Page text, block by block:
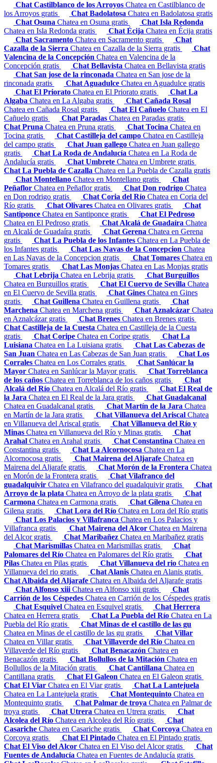
Chat Castilblanco de los Arroyos Chatea en Castilblanco de
los Arroyos gratis
Chat Badolatosa Chatea en Badolatosa gratis
Chat Osuna Chatea en Osuna gratis
Chat Isla Redonda
Chatea en Isla Redonda gratis
Chat Écija Chatea en Écija gratis
Chat Sacramento Chatea en Sacramento gratis
Chat
Cazalla de la Sierra Chatea en Cazalla de la Sierra gratis
Chat
Valencina de la Concepción Chatea en Valencina de la
Concepción gratis
Chat Bellavista Chatea en Bellavista gratis
Chat San jose de la rinconada Chatea en San jose de la
rinconada gratis
Chat Aguadulce Chatea en Aguadulce gratis
Chat El Priorato Chatea en El Priorato gratis
Chat La
Algaba Chatea en La Algaba gratis
Chat Cañada Rosal
Chatea en Cañada Rosal gratis
Chat El Cañuelo Chatea en El
Cañuelo gratis
Chat Paradas Chatea en Paradas gratis
Chat Pruna Chatea en Pruna gratis Chat Tocina Chatea en
Tocina gratis
Chat Castilleja del campo Chatea en Castilleja
del campo gratis
Chat Juan gallego Chatea en Juan gallego
gratis
Chat La Roda de Andalucía Chatea en La Roda de
Andalucía gratis
Chat Umbrete Chatea en Umbrete gratis
Chat La Puebla de Cazalla Chatea en La Puebla de Cazalla gratis
Chat Montellano Chatea en Montellano gratis
Chat
Peñaflor Chatea en Peñaflor gratis Chat Don rodrigo Chatea
en Don rodrigo gratis
Chat Coria del Río Chatea en Coria del
Río gratis
Chat Olivares Chatea en Olivares gratis
Chat
Santiponce Chatea en Santiponce gratis
Chat El Pedroso
Chatea en El Pedroso gratis
Chat Alcalá de Guadaíra Chatea
en Alcalá de Guadaíra gratis
Chat Gerena Chatea en Gerena
gratis
Chat La Puebla de los Infantes Chatea en La Puebla de
los Infantes gratis
Chat Las Navas de la Concepcion Chatea
en Las Navas de la Concepcion gratis
Chat Tomares Chatea en
Tomares gratis
Chat Las Monjas Chatea en Las Monjas gratis
Chat Lebrija Chatea en Lebrija gratis
Chat Burguillos
Chatea en Burguillos gratis
Chat El Cuervo de Sevilla Chatea
en El Cuervo de Sevilla gratis
Chat Gines Chatea en Gines
gratis
Chat Guillena Chatea en Guillena gratis
Chat
Marchena Chatea en Marchena gratis Chat Aznalcázar Chatea
en Aznalcázar gratis
Chat Brenes Chatea en Brenes gratis
Chat Castilleja de la Cuesta Chatea en Castilleja de la Cuesta
gratis
Chat Coripe Chatea en Coripe gratis
Chat La
Luisiana Chatea en La Luisiana gratis
Chat Las Cabezas de
San Juan Chatea en Las Cabezas de San Juan gratis
Chat Los
Corrales Chatea en Los Corrales gratis
Chat Sanlúcar la
Mayor Chatea en Sanlúcar la Mayor gratis
Chat Torreblanca
de los caños Chatea en Torreblanca de los caños gratis
Chat
Alcalá del Río Chatea en Alcalá del Río gratis
Chat El Real de
la Jara Chatea en El Real de la Jara gratis
Chat Guadalcanal
Chatea en Guadalcanal gratis
Chat Martín de la Jara Chatea
en Martín de la Jara gratis
Chat Villanueva del Ariscal Chatea
en Villanueva del Ariscal gratis
Chat Villanueva del Río y
Minas Chatea en Villanueva del Río y Minas gratis
Chat
Arahal Chatea en Arahal gratis Chat Constantina Chatea en
Constantina gratis
Chat La Alcornocosa Chatea en La
Alcornocosa gratis
Chat Mairena del Aljarafe Chatea en
Mairena del Aljarafe gratis
Chat Morón de la Frontera Chatea
en Morón de la Frontera gratis
Chat Vilafranco del
guadalquivir Chatea en Vilafranco del guadalquivir gratis
Chat
Arroyo de la plata Chatea en Arroyo de la plata gratis
Chat
Carmona Chatea en Carmona gratis Chat Gilena Chatea en
Gilena gratis
Chat Lora del Río Chatea en Lora del Río gratis
Chat Los Palacios y Villafranca Chatea en Los Palacios y
Villafranca gratis
Chat Mairena del Alcor Chatea en Mairena
del Alcor gratis
Chat Maribañez Chatea en Maribañez gratis
Chat Marismillas Chatea en Marismillas gratis
Chat
Palomares del Río Chatea en Palomares del Río gratis
Chat
Pilas Chatea en Pilas gratis Chat Villanueva del rio Chatea en
Villanueva del rio gratis
Chat Alanis Chatea en Alanis gratis
Chat Albaida del Aljarafe Chatea en Albaida del Aljarafe gratis
Chat Alfonso xiii Chatea en Alfonso xiii gratis
Chat
Carrión de los Céspedes Chatea en Carrión de los Céspedes gratis
Chat Esquivel Chatea en Esquivel gratis
Chat Herrera
Chatea en Herrera gratis
Chat La Puebla del Río Chatea en La
Puebla del Río gratis
Chat Minas de el castillo de las gu
Chatea en Minas de el castillo de las gu gratis
Chat Villar
Chatea en Villar gratis
Chat Villaverde del Río Chatea en
Villaverde del Río gratis
Chat Benacazón Chatea en
Benacazón gratis
Chat Bollullos de la Mitación Chatea en
Bollullos de la Mitación gratis
Chat Cantillana Chatea en
Cantillana gratis
Chat El Galeon Chatea en El Galeon gratis
Chat El Viar Chatea en El Viar gratis
Chat La Lantejuela
Chatea en La Lantejuela gratis
Chat Montequinto Chatea en
Montequinto gratis
Chat Palmar de troya Chatea en Palmar de
troya gratis
Chat Utrera Chatea en Utrera gratis
Chat
Alcolea del Río Chatea en Alcolea del Río gratis
Chat
Casariche Chatea en Casariche gratis Chat Corcoya Chatea en
Corcoya gratis
Chat El Pintado Chatea en El Pintado gratis
Chat El Viso del Alcor Chatea en El Viso del Alcor gratis
Chat
Fuentes de Andalucía Chatea en Fuentes de Andalucía gratis